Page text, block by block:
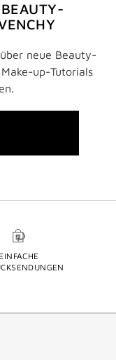
neue Beauty-
up-Tutorials
EINFACHE